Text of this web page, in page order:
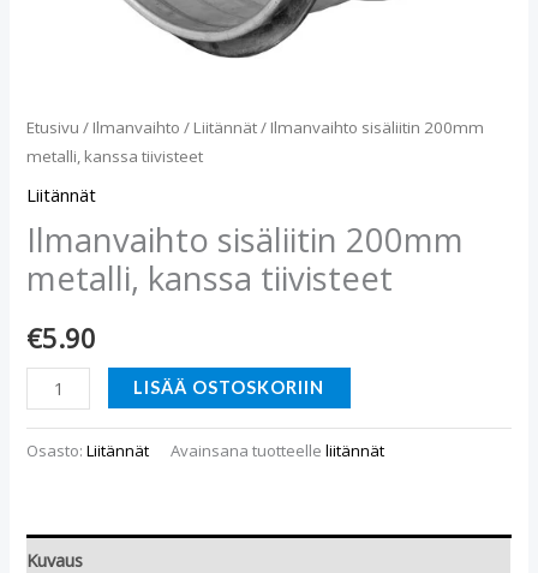
Etusivu / Ilmanvaihto / Liitännät/ Ilmanvaihto sisäliitin 200mm
metalli, kanssa tiivisteet
Liitännät
Ilmanvaihto sisäliitin 200mm
metalli, kanssa tiivisteet
€5.90
LISÄÄ OSTOSKORIIN
Osasto:Liitännät Avainsana tuotteelleliitännät
Kuvaus